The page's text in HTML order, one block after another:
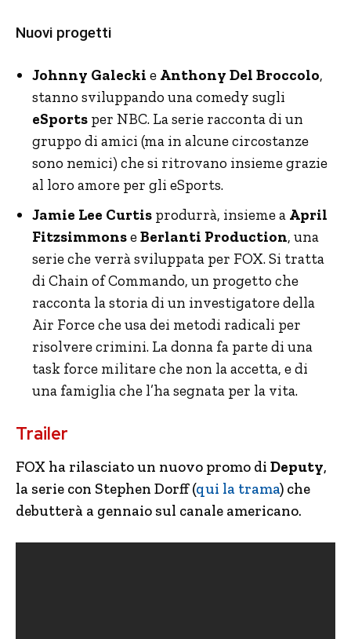
Nuovi progetti
Johnny Galecki e Anthony Del Broccolo,
stanno sviluppando una comedy sugli
eSports per NBC. La serie racconta di un
gruppo di amici (ma in alcune circostanze
sono nemici) che si ritrovano insieme grazie
al loro amore per gli eSports.
Jamie Lee Curtis produrrà, insieme a April
FitzsimmonseBerlanti Production, una
serie che verrà sviluppata per FOX. Si tratta
di Chain of Commando, un progetto che
racconta la storia di un investigatore della
Air Force che usa dei metodi radicali per
risolvere crimini. La donna fa parte di una
task force militare che non la accetta, e di
una famiglia che l’ha segnata per la vita.
Trailer
FOX ha rilasciato un nuovo promo di Deputy,
la serie con Stephen Dorff (qui la trama) che
debutterà a gennaio sul canale americano.